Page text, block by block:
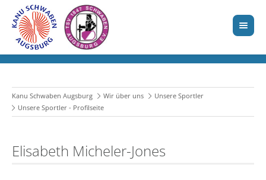
Kanu Schwaben Augsburg Wir über uns
Unsere Sportler
Unsere Sportler - Profilseite
Elisabeth Micheler-Jones